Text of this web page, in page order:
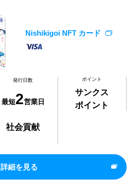
Nishikigoi NFT カード
発行日数
最短2営業日
ポイント
サンクス
ポイント
社会貢献
詳細を見る